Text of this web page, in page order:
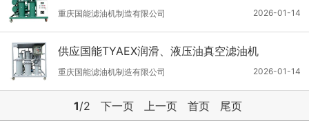
2026-01-14
重庆国能滤油机制造有限公司
供应国能TYAEX润滑、液压油真空滤油机
2026-01-14
重庆国能滤油机制造有限公司
1/2 下一页 上一页 首页 尾页